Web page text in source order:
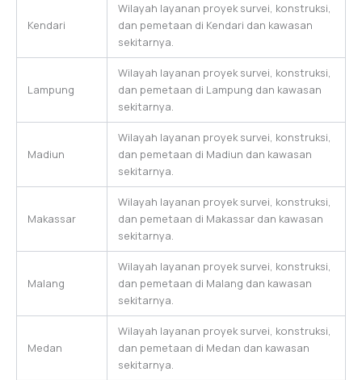
Kendari
Wilayah layanan proyek survei, konstruksi,
dan pemetaan di Kendari dan kawasan
sekitarnya.
Lampung
Wilayah layanan proyek survei, konstruksi,
dan pemetaan di Lampung dan kawasan
sekitarnya.
Madiun
Wilayah layanan proyek survei, konstruksi,
dan pemetaan di Madiun dan kawasan
sekitarnya.
Makassar
Wilayah layanan proyek survei, konstruksi,
dan pemetaan di Makassar dan kawasan
sekitarnya.
Malang
Wilayah layanan proyek survei, konstruksi,
dan pemetaan di Malang dan kawasan
sekitarnya.
Medan
Wilayah layanan proyek survei, konstruksi,
dan pemetaan di Medan dan kawasan
sekitarnya.